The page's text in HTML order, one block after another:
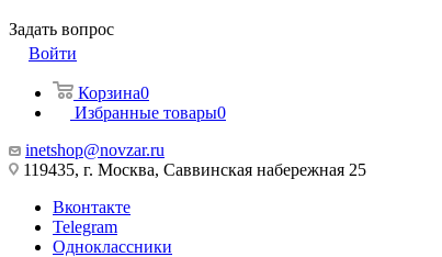
Задать вопрос
Войти
Корзина0
Избранные товары0
inetshop@novzar.ru
119435, г. Москва, Саввинская набережная 25
Вконтакте
Telegram
Одноклассники